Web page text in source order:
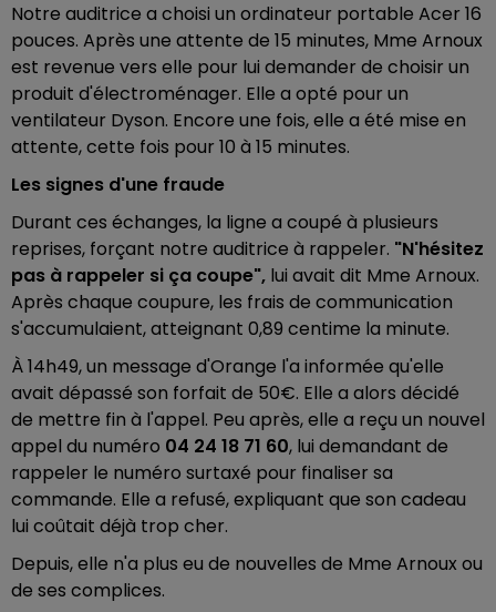
Notre auditrice a choisi un ordinateur portable Acer 16
pouces. Après une attente de 15 minutes, Mme Arnoux
est revenue vers elle pour lui demander de choisir un
produit d'électroménager. Elle a opté pour un
ventilateur Dyson. Encore une fois, elle a été mise en
attente, cette fois pour 10 à 15 minutes.
Les signes d'une fraude
Durant ces échanges, la ligne a coupé à plusieurs
reprises, forçant notre auditrice à rappeler. "N'hésitez
pas à rappeler si ça coupe", lui avait dit Mme Arnoux.
Après chaque coupure, les frais de communication
s'accumulaient, atteignant 0,89 centime la minute.
À 14h49, un message d'Orange l'a informée qu'elle
avait dépassé son forfait de 50€. Elle a alors décidé
de mettre fin à l'appel. Peu après, elle a reçu un nouvel
appel du numéro 04 24 18 71 60, lui demandant de
rappeler le numéro surtaxé pour finaliser sa
commande. Elle a refusé, expliquant que son cadeau
lui coûtait déjà trop cher.
Depuis, elle n'a plus eu de nouvelles de Mme Arnoux ou
de ses complices.